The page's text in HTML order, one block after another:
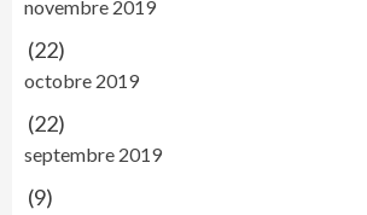
novembre 2019
(22)
octobre 2019
(22)
septembre 2019
(9)